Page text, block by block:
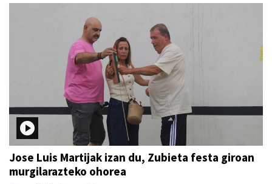
Jose Luis Martijak izan du, Zubieta festa giroan
murgilarazteko ohorea